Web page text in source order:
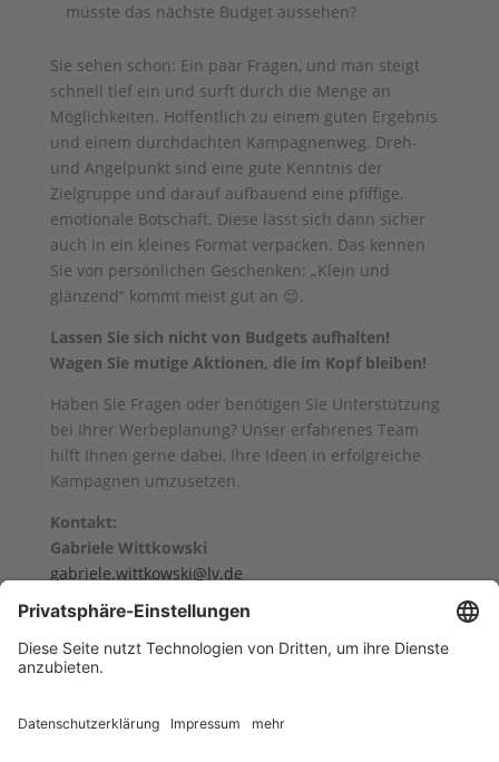
müsste das nächste Budget aussehen?
Sie sehen schon: Ein paar Fragen, und man steigt
schnell tief ein und surft durch die Menge an
Möglichkeiten. Hoffentlich zu einem guten Ergebnis
und einem durchdachten Kampagnenweg. Dreh-
und Angelpunkt sind eine gute Kenntnis der
Zielgruppe und darauf aufbauend eine pfiffige,
emotionale Botschaft. Diese lässt sich dann sicher
auch in ein kleines Format verpacken. Das kennen
Sie von persönlichen Geschenken: „Klein und
glänzend“ kommt meist gut an 😉.
Lassen Sie sich nicht von Budgets aufhalten!
Wagen Sie mutige Aktionen, die im Kopf bleiben!
Haben Sie Fragen oder benötigen Sie Unterstützung
bei Ihrer Werbeplanung? Unser erfahrenes Team
hilft Ihnen gerne dabei, Ihre Ideen in erfolgreiche
Kampagnen umzusetzen.
Kontakt:
Gabriele Wittkowski
gabriele.wittkowski@lv.de
Tel.: +49 (0) 2501/ 801 17 00
zurück